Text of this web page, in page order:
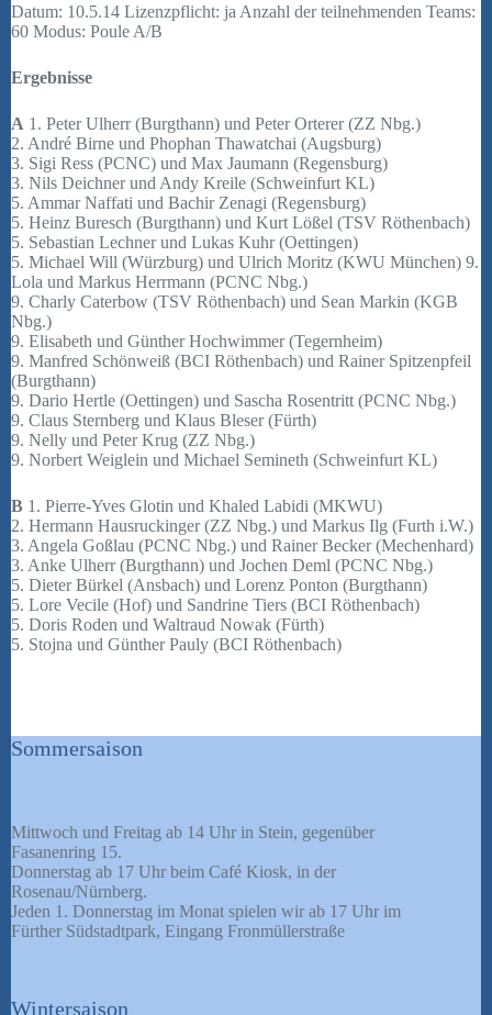
Datum: 10.5.14 Lizenzpflicht: ja Anzahl der teilnehmenden Teams:
60 Modus: Poule A/B
Ergebnisse
A 1. Peter Ulherr (Burgthann) und Peter Orterer (ZZ Nbg.)
2. André Birne und Phophan Thawatchai (Augsburg)
3. Sigi Ress (PCNC) und Max Jaumann (Regensburg)
3. Nils Deichner und Andy Kreile (Schweinfurt KL)
5. Ammar Naffati und Bachir Zenagi (Regensburg)
5. Heinz Buresch (Burgthann) und Kurt Lößel (TSV Röthenbach)
5. Sebastian Lechner und Lukas Kuhr (Oettingen)
5. Michael Will (Würzburg) und Ulrich Moritz (KWU München) 9.
Lola und Markus Herrmann (PCNC Nbg.)
9. Charly Caterbow (TSV Röthenbach) und Sean Markin (KGB
Nbg.)
9. Elisabeth und Günther Hochwimmer (Tegernheim)
9. Manfred Schönweiß (BCI Röthenbach) und Rainer Spitzenpfeil
(Burgthann)
9. Dario Hertle (Oettingen) und Sascha Rosentritt (PCNC Nbg.)
9. Claus Sternberg und Klaus Bleser (Fürth)
9. Nelly und Peter Krug (ZZ Nbg.)
9. Norbert Weiglein und Michael Semineth (Schweinfurt KL)
B 1. Pierre-Yves Glotin und Khaled Labidi (MKWU)
2. Hermann Hausruckinger (ZZ Nbg.) und Markus Ilg (Furth i.W.)
3. Angela Goßlau (PCNC Nbg.) und Rainer Becker (Mechenhard)
3. Anke Ulherr (Burgthann) und Jochen Deml (PCNC Nbg.)
5. Dieter Bürkel (Ansbach) und Lorenz Ponton (Burgthann)
5. Lore Vecile (Hof) und Sandrine Tiers (BCI Röthenbach)
5. Doris Roden und Waltraud Nowak (Fürth)
5. Stojna und Günther Pauly (BCI Röthenbach)
Sommersaison
Mittwoch und Freitag ab 14 Uhr in Stein, gegenüber
Fasanenring 15.
Donnerstag ab 17 Uhr beim Café Kiosk, in der
Rosenau/Nürnberg.
Jeden 1. Donnerstag im Monat spielen wir ab 17 Uhr im
Fürther Südstadtpark, Eingang Fronmüllerstraße
Wintersaison